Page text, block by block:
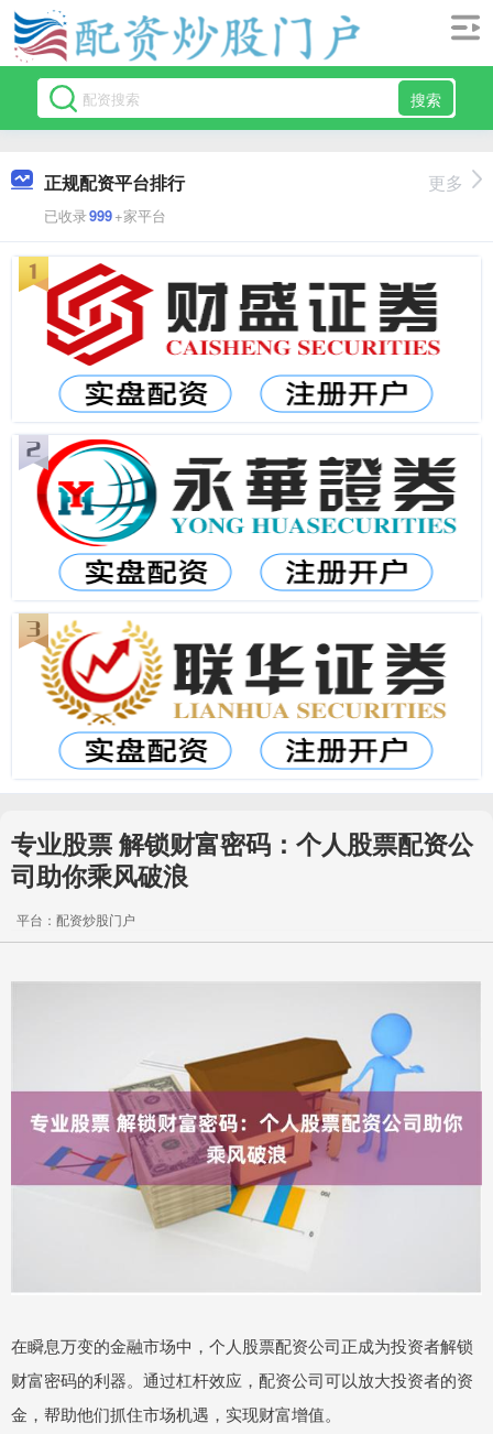
搜索
正规配资平台排行
已收录999+家平台
更多
专业股票 解锁财富密码：个人股票配资公
司助你乘风破浪
平台：配资炒股门户
在瞬息万变的金融市场中，个人股票配资公司正成为投资者解锁
财富密码的利器。通过杠杆效应，配资公司可以放大投资者的资
金，帮助他们抓住市场机遇，实现财富增值。